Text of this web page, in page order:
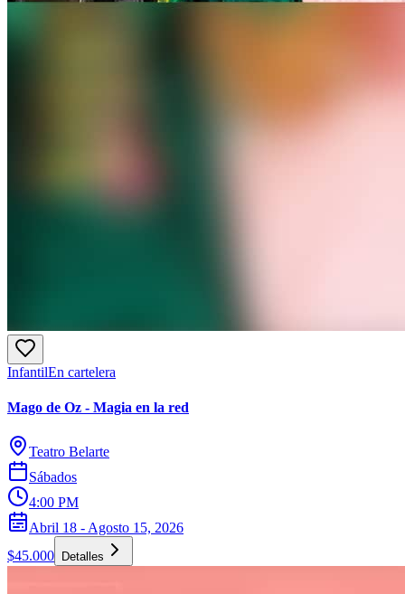
InfantilEn cartelera
Mago de Oz - Magia en la red
Teatro Belarte
Sábados
4:00 PM
Abril 18 - Agosto 15, 2026
$45.000
Detalles